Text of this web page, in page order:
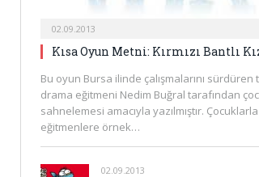
02.09.2013
Kısa Oyun Metni: Kırmızı Bantlı
Bu oyun Bursa ilinde çalışmalarını sürdüren
drama eğitmeni Nedim Buğral tarafından
sahnelemesi amacıyla yazılmıştır. Çocuklarla
eğitmenlere örnek…
02.09.2013